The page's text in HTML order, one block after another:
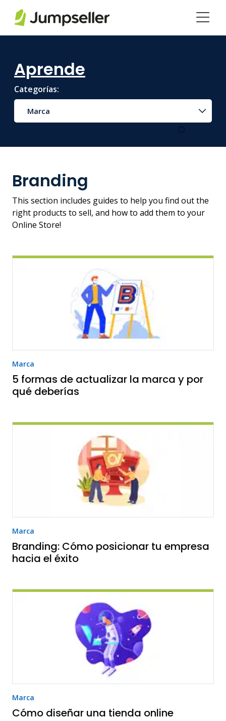
Aprende
Categorías:
Marca
Branding
This section includes guides to help you find out the
right products to sell, and how to add them to your
Online Store!
Marca
5 formas de actualizar la marca y por
qué deberías
Marca
Branding: Cómo posicionar tu empresa
hacia el éxito
Marca
Cómo diseñar una tienda online